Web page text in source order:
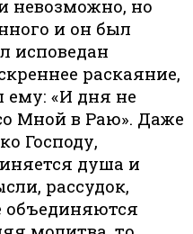
невозможно, но
и он был
исповедан
раскаяние,
ему: «И дня не
Мной в Раю». Даже
Господу,
душа и
рассудок,
объединяются